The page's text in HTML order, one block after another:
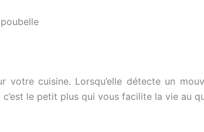
votre cuisine. Lorsqu’elle détecte un
le petit plus qui vous facilite la vie au